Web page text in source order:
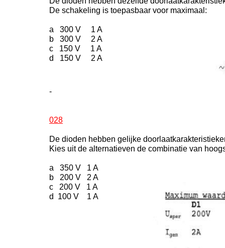
De schakeling is toepasbaar voor maximaal:
a 300 V 1 A
b 300 V 2 A
c 150 V 1 A
d 150 V 2 A
-
028
De dioden hebben gelijke
Kies uit de alternatieven de combinatie van
a 350 V 1 A
b 200 V 2 A
c 200 V 1 A
d 100 V 1 A